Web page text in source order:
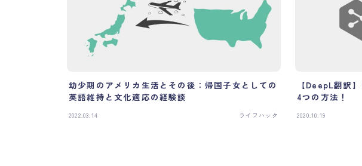
ブログ
プロフ
お問い
幼少期のアメリカ生活とその後：帰国子女としての
英語維持と文化適応の経験談
2022.03.14 ライフハック
【DeepL翻訳
4つの方法！
2020.10.19